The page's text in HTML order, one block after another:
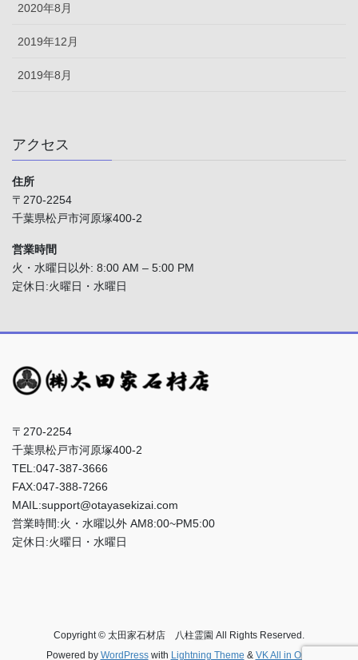
2020年8月
2019年12月
2019年8月
アクセス
住所
〒270-2254
千葉県松戸市河原塚400-2
営業時間
火・水曜日以外: 8:00 AM – 5:00 PM
定休日:火曜日・水曜日
〒270-2254
千葉県松戸市河原塚400-2
TEL:047-387-3666
FAX:047-388-7266
MAIL:support@otayasekizai.com
営業時間:火・水曜以外 AM8:00~PM5:00
定休日:火曜日・水曜日
Copyright © 太田家石材店 八柱霊園 All Rights Reserved.
Powered by WordPresswith Lightning Theme & VK All in One